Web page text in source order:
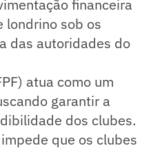
financeira
londrino sob os
das autoridades do
atua como um
garantir a
dos clubes.
que os clubes